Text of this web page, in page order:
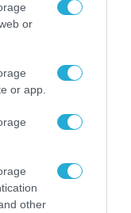
or
or app.
other
σε
– Δείτε